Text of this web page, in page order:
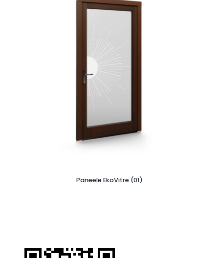
Paneele EkoVitre (01)